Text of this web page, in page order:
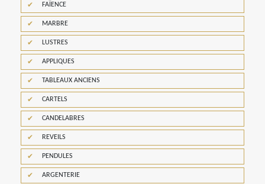
FAÏENCE
MARBRE
LUSTRES
APPLIQUES
TABLEAUX ANCIENS
CARTELS
CANDELABRES
REVEILS
PENDULES
ARGENTERIE